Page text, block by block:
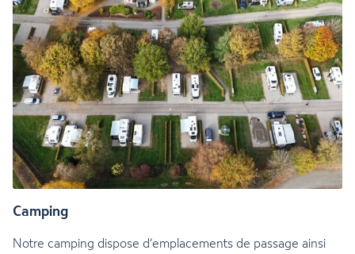
Camping
Notre camping dispose d’emplacements de passage ainsi